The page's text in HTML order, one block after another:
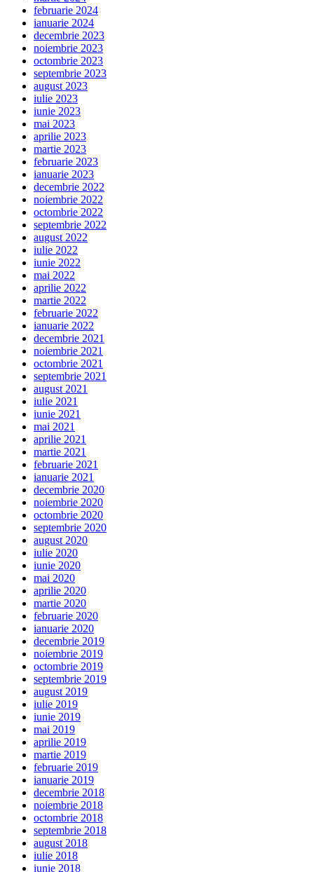
februarie 2024
ianuarie 2024
decembrie 2023
noiembrie 2023
octombrie 2023
septembrie 2023
august 2023
iulie 2023
iunie 2023
mai 2023
aprilie 2023
martie 2023
februarie 2023
ianuarie 2023
decembrie 2022
noiembrie 2022
octombrie 2022
septembrie 2022
august 2022
iulie 2022
iunie 2022
mai 2022
aprilie 2022
martie 2022
februarie 2022
ianuarie 2022
decembrie 2021
noiembrie 2021
octombrie 2021
septembrie 2021
august 2021
iulie 2021
iunie 2021
mai 2021
aprilie 2021
martie 2021
februarie 2021
ianuarie 2021
decembrie 2020
noiembrie 2020
octombrie 2020
septembrie 2020
august 2020
iulie 2020
iunie 2020
mai 2020
aprilie 2020
martie 2020
februarie 2020
ianuarie 2020
decembrie 2019
noiembrie 2019
octombrie 2019
septembrie 2019
august 2019
iulie 2019
iunie 2019
mai 2019
aprilie 2019
martie 2019
februarie 2019
ianuarie 2019
decembrie 2018
noiembrie 2018
octombrie 2018
septembrie 2018
august 2018
iulie 2018
iunie 2018